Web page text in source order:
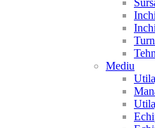
Mediu